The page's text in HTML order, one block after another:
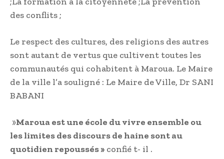
des conflits ;
Le respect des cultures, des religions des autres
sont autant de vertus que cultivent toutes les
communautés qui cohabitent à Maroua. Le Maire
de la ville l’a souligné : Le Maire de Ville, Dr SANI
BABANI
»Maroua est une école du vivre ensemble ou
les limites des discours de haine sont au
quotidien repoussés » confié t- il .